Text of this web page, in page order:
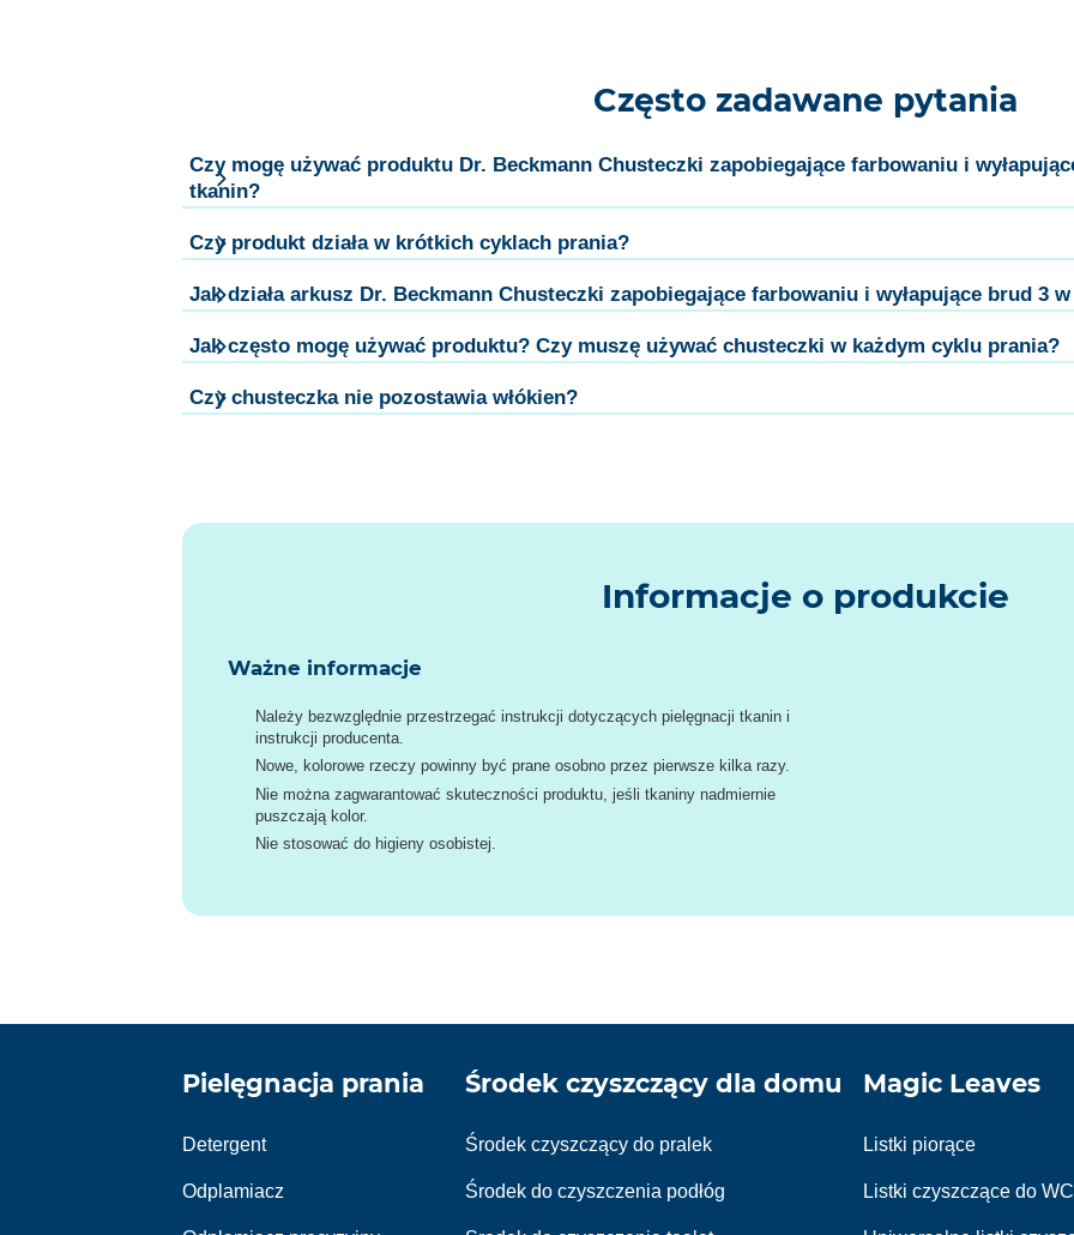
Często zadawane pytania
Czy mogę używać produktu Dr. Beckmann Chusteczki zapobiegające farbowaniu i
tkanin?
Czy produkt działa w krótkich cyklach prania?
Jak działa arkusz Dr. Beckmann Chusteczki zapobiegające farbowaniu i wyłapujące brud 3 w
Jak często mogę używać produktu? Czy muszę używać chusteczki w każdym cyklu prania?
Czy chusteczka nie pozostawia włókien?
Informacje o produkcie
Ważne informacje
Należy bezwzględnie przestrzegać instrukcji dotyczących pielęgnacji tkanin i
instrukcji producenta.
Nowe, kolorowe rzeczy powinny być prane osobno przez pierwsze kilka razy.
Nie można zagwarantować skuteczności produktu, jeśli tkaniny nadmiernie
puszczają kolor.
Nie stosować do higieny osobistej.
Pielęgnacja prania
Detergent
Odplamiacz
Środek czyszczący dla domu
Środek czyszczący do pralek
Środek do czyszczenia podłóg
Magic Leaves
Listki piorące
Listki czyszczące do WC